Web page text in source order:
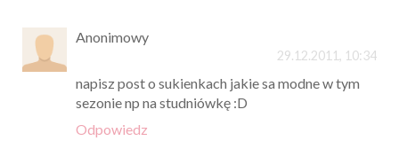
Anonimowy
29.12.2011, 10:34
napisz post o sukienkach jakie sa modne w tym
sezonie np na studniówkę :D
Odpowiedz